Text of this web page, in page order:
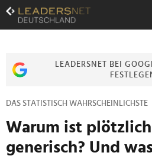
Zum
Inhalt
Zur
Zur
LEADERSNET BEI
DAS STATISTISCH WAHRSCHEINLICHSTE
Warum ist
generisch? Und